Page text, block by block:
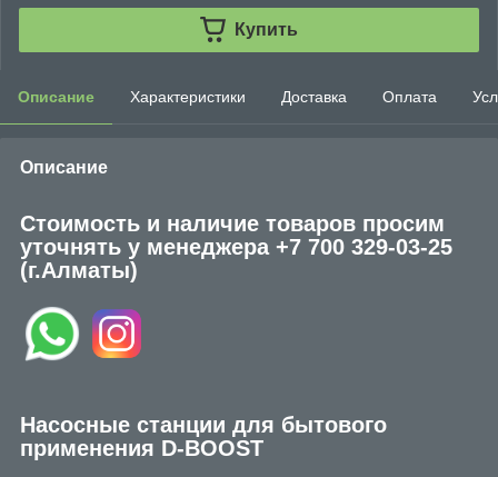
Купить
Описание Характеристики Доставка Оплата
Описание
Стоимость и наличие товаров просим
уточнять у менеджера+7 700 329-03-25
(г.Алматы)
Насосные станции для бытового
применения D-BOOST